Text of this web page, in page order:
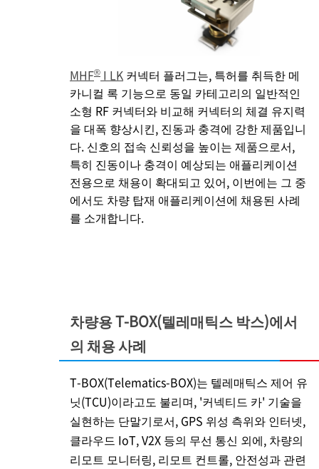
MHF® I LK 커넥터 플러그는, 특허를 취득한 메
카니컬 록 기능으로 동일 카테고리의 일반적인
소형 RF 커넥터와 비교해 커넥터의 체결 유지력
을 대폭 향상시킨, 진동과 충격에 강한 제품입니
다. 신호의 접속 신뢰성을 높이는 제품으로서,
특히 진동이나 충격이 예상되는 애플리케이션
전용으로 채용이 확대되고 있어, 이번에는 그 중
에서도 차량 탑재 애플리케이션에 채용된 사례
를 소개합니다.
차량용 T-BOX(텔레매틱스 박스)에서
의 채용 사례
T-BOX(Telematics-BOX)는 텔레매틱스 제어 유
닛(TCU)이라고도 불리며, '커넥티드 카' 기술을
실현하는 단말기로서, GPS 위성 측위와 인터넷,
클라우드 IoT, V2X 등의 무선 통신 외에, 차량의
리모트 모니터링, 리모트 컨트롤, 안전성과 관련